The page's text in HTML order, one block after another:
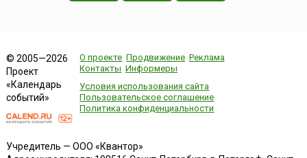
© 2005—2026
Проект
«Календарь
событий»
О проекте Продвижение Реклама
Контакты Информеры
Условия использования сайта
Пользовательское соглашение
Политика конфиденциальности
Учредитель — ООО «Квантор»